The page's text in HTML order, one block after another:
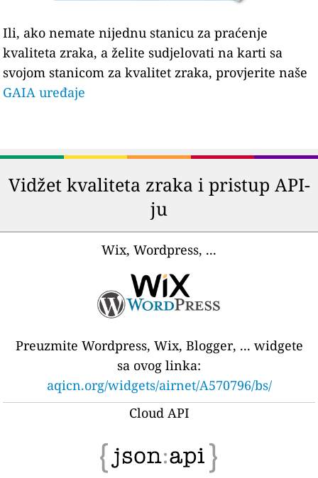
Ili, ako nemate nijednu stanicu za praćenje
kvaliteta zraka, a želite sudjelovati na karti sa
svojom stanicom za kvalitet zraka, provjerite naše
GAIA uređaje
Vidžet kvaliteta zraka i pristup API-
ju
Wix, Wordpress, ...
Preuzmite Wordpress, Wix, Blogger, ... widgete
sa ovog linka:
aqicn.org/widgets/airnet/A570796/bs/
Cloud API